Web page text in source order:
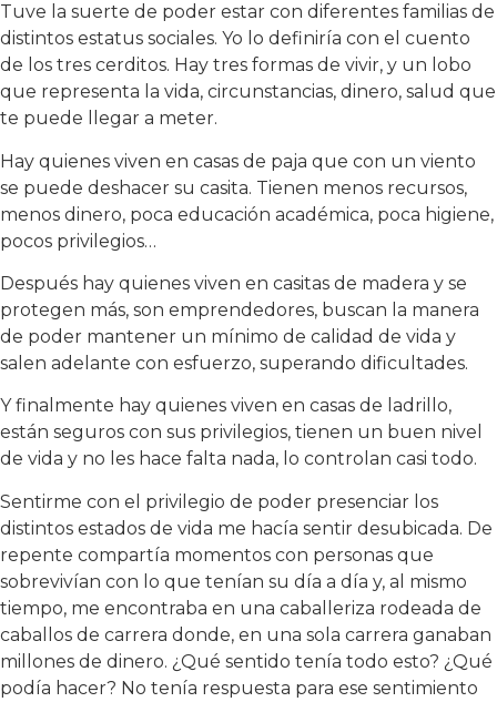
Tuve la suerte de poder estar con diferentes familias de
distintos estatus sociales. Yo lo definiría con el cuento
de los tres cerditos. Hay tres formas de vivir, y un lobo
que representa la vida, circunstancias, dinero, salud que
te puede llegar a meter.
Hay quienes viven en casas de paja que con un viento
se puede deshacer su casita. Tienen menos recursos,
menos dinero, poca educación académica, poca higiene,
pocos privilegios…
Después hay quienes viven en casitas de madera y se
protegen más, son emprendedores, buscan la manera
de poder mantener un mínimo de calidad de vida y
salen adelante con esfuerzo, superando dificultades.
Y finalmente hay quienes viven en casas de ladrillo,
están seguros con sus privilegios, tienen un buen nivel
de vida y no les hace falta nada, lo controlan casi todo.
Sentirme con el privilegio de poder presenciar los
distintos estados de vida me hacía sentir desubicada. De
repente compartía momentos con personas que
sobrevivían con lo que tenían su día a día y, al mismo
tiempo, me encontraba en una caballeriza rodeada de
caballos de carrera donde, en una sola carrera ganaban
millones de dinero. ¿Qué sentido tenía todo esto? ¿Qué
podía hacer? No tenía respuesta para ese sentimiento